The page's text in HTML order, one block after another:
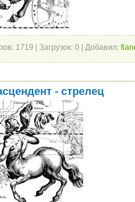
1719 Загрузок: 0 Добавил:
- стрелец